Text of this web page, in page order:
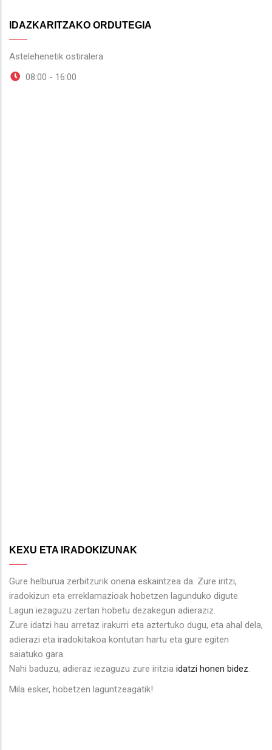
IDAZKARITZAKO ORDUTEGIA
Astelehenetik ostiralera
08:00 - 16:00
KEXU ETA IRADOKIZUNAK
Gure helburua zerbitzurik onena eskaintzea da. Zure iritzi,
iradokizun eta erreklamazioak hobetzen lagunduko digute.
Lagun iezaguzu zertan hobetu dezakegun adieraziz.
Zure idatzi hau arretaz irakurri eta aztertuko dugu, eta ahal dela,
adierazi eta iradokitakoa kontutan hartu eta gure egiten
saiatuko gara.
Nahi baduzu, adieraz iezaguzu zure iritzia idatzi honen bidez.
Mila esker, hobetzen laguntzeagatik!